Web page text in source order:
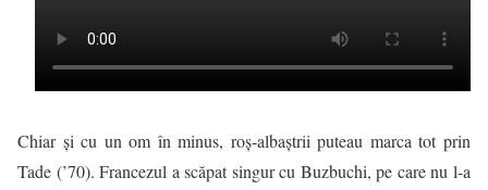
Chiar şi cu un om în minus, roș-albaștrii puteau marca tot prin
Tade (’70). Francezul a scăpat singur cu Buzbuchi, pe care nu l-a